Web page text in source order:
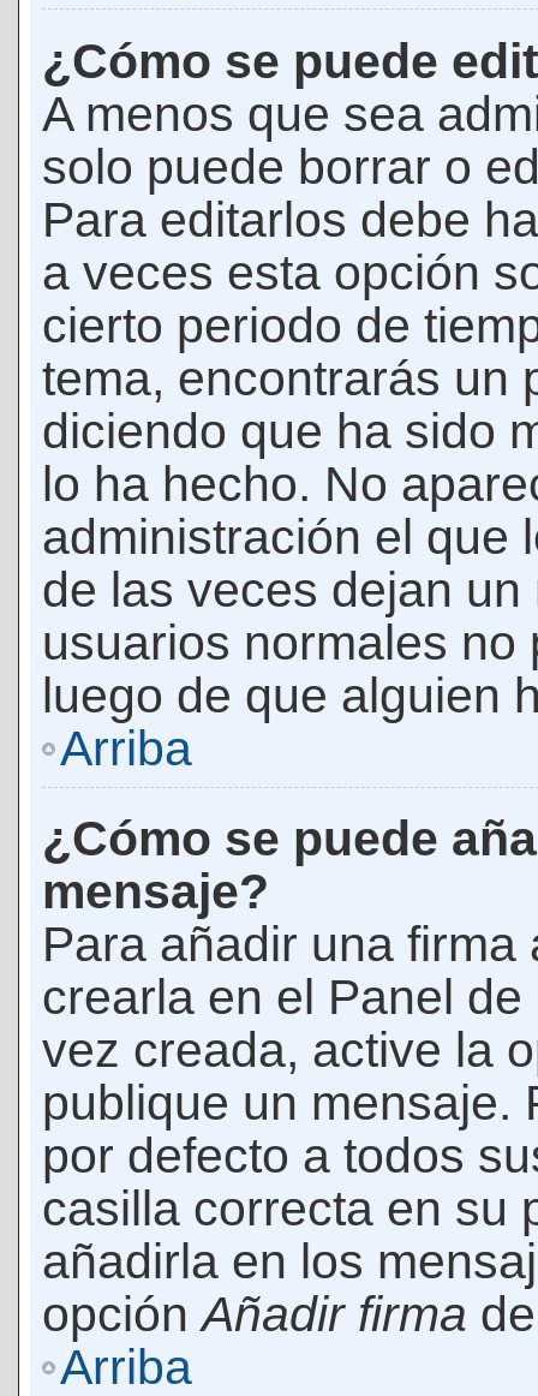
¿Cómo se puede
A menos que sea
solo puede borrar o
Para editarlos debe
a veces esta opción
cierto periodo de
tema, encontrarás un
diciendo que ha sido
lo ha hecho. No
administración el que
de las veces dejan
usuarios normales
luego de que alguien
Arriba
¿Cómo se puede
mensaje?
Para añadir una
crearla en el Panel
vez creada, active la
publique un mensaje.
por defecto a todos
casilla correcta en su
añadirla en los
opciónAñadir firma
Arriba